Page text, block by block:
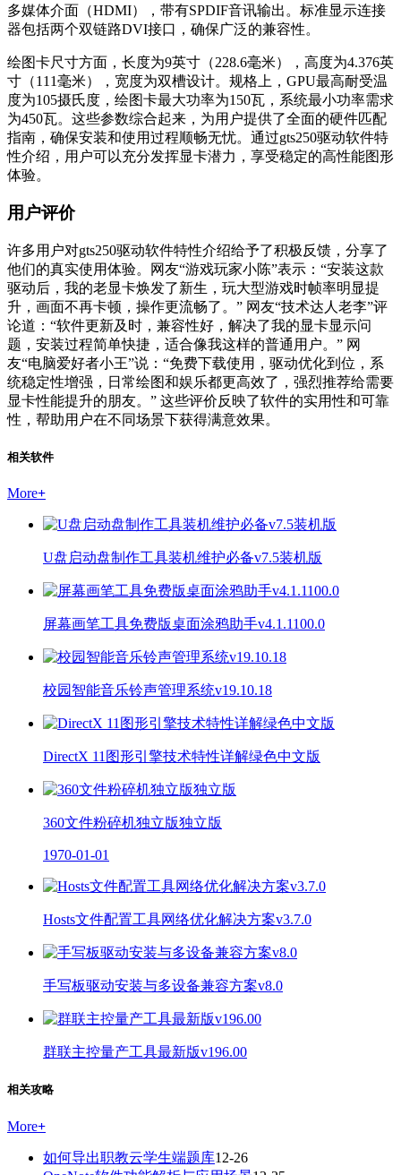
多媒体介面（HDMI），带有SPDIF音讯输出。标准显示连接
器包括两个双链路DVI接口，确保广泛的兼容性。
绘图卡尺寸方面，长度为9英寸（228.6毫米），高度为4.376英
寸（111毫米），宽度为双槽设计。规格上，GPU最高耐受温
度为105摄氏度，绘图卡最大功率为150瓦，系统最小功率需求
为450瓦。这些参数综合起来，为用户提供了全面的硬件匹配
指南，确保安装和使用过程顺畅无忧。通过gts250驱动软件特
性介绍，用户可以充分发挥显卡潜力，享受稳定的高性能图形
体验。
用户评价
许多用户对gts250驱动软件特性介绍给予了积极反馈，分享了
他们的真实使用体验。网友“游戏玩家小陈”表示：“安装这款
驱动后，我的老显卡焕发了新生，玩大型游戏时帧率明显提
升，画面不再卡顿，操作更流畅了。” 网友“技术达人老李”评
论道：“软件更新及时，兼容性好，解决了我的显卡显示问
题，安装过程简单快捷，适合像我这样的普通用户。” 网
友“电脑爱好者小王”说：“免费下载使用，驱动优化到位，系
统稳定性增强，日常绘图和娱乐都更高效了，强烈推荐给需要
显卡性能提升的朋友。” 这些评价反映了软件的实用性和可靠
性，帮助用户在不同场景下获得满意效果。
相关软件
More+
U盘启动盘制作工具装机维护必备v7.5装机版
屏幕画笔工具免费版桌面涂鸦助手v4.1.1100.0
校园智能音乐铃声管理系统v19.10.18
DirectX 11图形引擎技术特性详解绿色中文版
360文件粉碎机独立版独立版
1970-01-01
Hosts文件配置工具网络优化解决方案v3.7.0
手写板驱动安装与多设备兼容方案v8.0
群联主控量产工具最新版v196.00
相关攻略
More+
如何导出职教云学生端题库12-26